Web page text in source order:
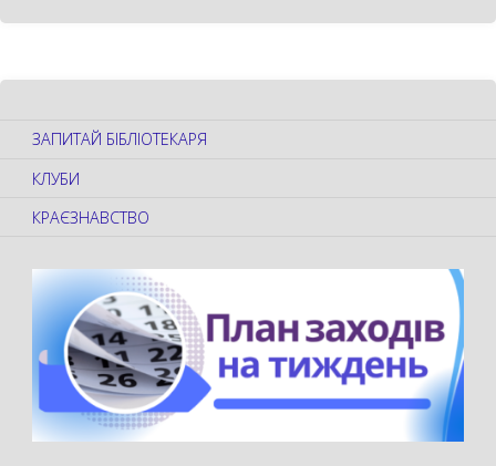
ЗАПИТАЙ БІБЛІОТЕКАРЯ
КЛУБИ
КРАЄЗНАВСТВО